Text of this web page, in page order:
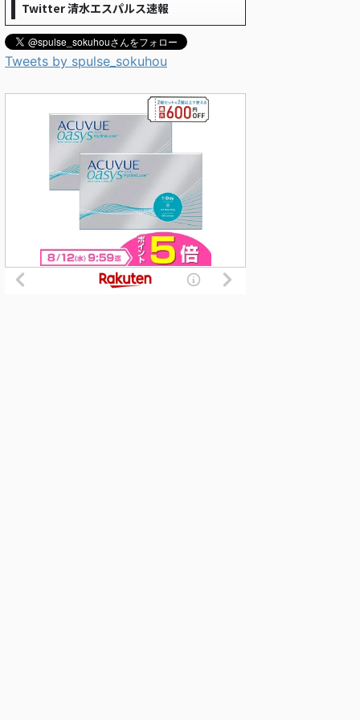
Twitter 清水エスパルス速報
Tweets by spulse_sokuhou